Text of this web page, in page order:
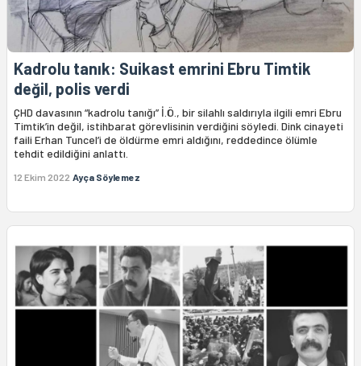
Kadrolu tanık: Suikast emrini Ebru Timtik
değil, polis verdi
ÇHD davasının “kadrolu tanığı” İ.Ö., bir silahlı saldırıyla ilgili emri Ebru
Timtik’in değil, istihbarat görevlisinin verdiğini söyledi. Dink cinayeti
faili Erhan Tuncel’i de öldürme emri aldığını, reddedince ölümle
tehdit edildiğini anlattı.
12 Ekim 2022 Ayça Söylemez